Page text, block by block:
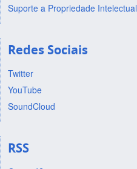
Suporte a Propriedade Intelectual
Redes Sociais
Twitter
YouTube
SoundCloud
RSS